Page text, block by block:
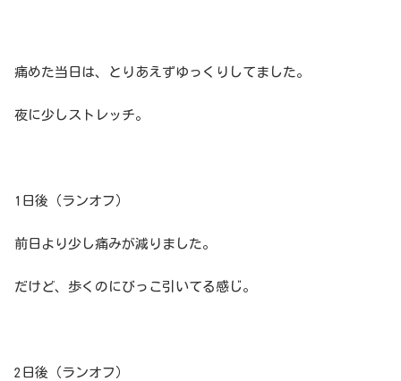
痛めた当日は、とりあえずゆっくりしてました。
夜に少しストレッチ。
1日後（ランオフ）
前日より少し痛みが減りました。
だけど、歩くのにびっこ引いてる感じ。
2日後（ランオフ）